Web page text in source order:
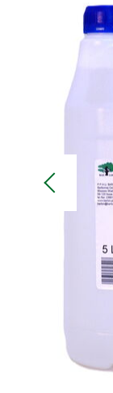
Previous